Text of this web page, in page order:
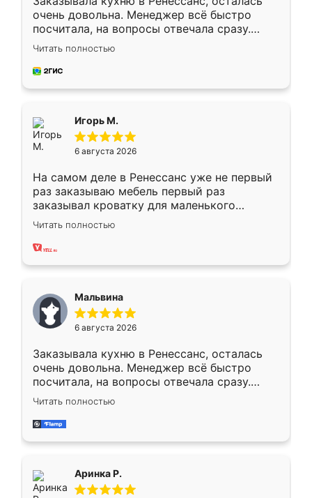
очень довольна. Менеджер всё быстро
посчитала, на вопросы отвечала сразу.
Замерщик приехал в субботу, подошёл к
делу со всей ответственностью. Собрали
за день, ребята работали аккуратно, даже
Читать полностью
Игорь М.
6 августа 2026
На самом деле в Ренессанс уже не первый
раз заказываю мебель первый раз
заказывал кроватку для маленького
ребёнка при его рождении ,во второй раз
заказал шкаф-купе. По качеству очень
хорошее сборка достаточно быстрая,
меньше, здесь же он более разнообразный.
Мне нравится ,если что-то потребуется из
мебели буду заказывать только здесь.
Читать полностью
Мальвина
6 августа 2026
Заказывала кухню в Ренессанс, осталась
очень довольна. Менеджер всё быстро
посчитала, на вопросы отвечала сразу.
Замерщик приехал в субботу, подошёл к
делу со всей ответственностью. Собрали
за день, ребята работали аккуратно, даже
Читать полностью
Аринка Р.